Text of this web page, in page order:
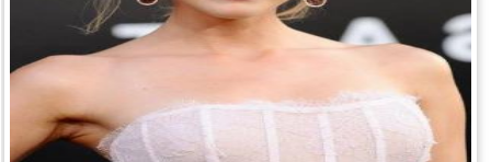
"Phát súng được nghe khắp thế giới" đã được khai hỏa.
Colonial Minutemen đã tham gia vào lực lượng chính quy của
Quân đội Anh tại Lexington và Concord, Mass.
Ngày 19-4 năm 1824:Nhà thơ Lord Byron qua đời vì sốt trong
khi giúp quân Hy Lạp chiến đấu với quân Thổ Nhĩ Kỳ.
Ngày 19-4 năm 1882:Nhà tự nhiên học Charles Darwin,